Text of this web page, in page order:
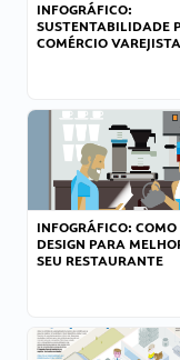
INFOGRÁFICO:
SUSTENTABILIDADE
COMÉRCIO VAREJISTA
INFOGRÁFICO:
DESIGN PARA
SEU RESTAURANTE